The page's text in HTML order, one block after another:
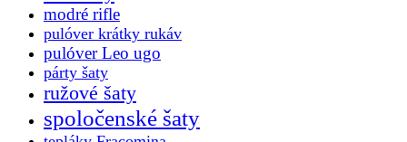
modré rifle
pulóver krátky rukáv
pulóver Leo ugo
párty šaty
ružové šaty
spoločenské šaty